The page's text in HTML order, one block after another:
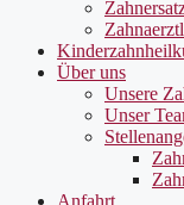
Über uns
Unsere
Unser